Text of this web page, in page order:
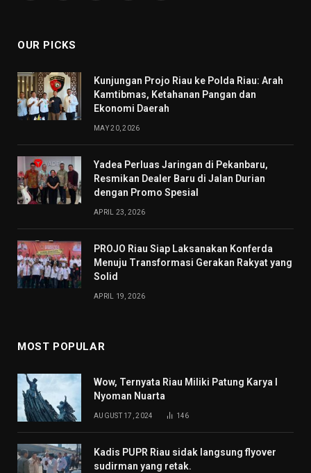
OUR PICKS
Kunjungan Projo Riau ke Polda Riau: Arah
Kamtibmas, Ketahanan Pangan dan
Ekonomi Daerah
MAY 20, 2026
Yadea Perluas Jaringan di Pekanbaru,
Resmikan Dealer Baru di Jalan Durian
dengan Promo Spesial
APRIL 23, 2026
PROJO Riau Siap Laksanakan Konferda
Menuju Transformasi Gerakan Rakyat yang
Solid
APRIL 19, 2026
MOST POPULAR
Wow, Ternyata Riau Miliki Patung Karya I
Nyoman Nuarta
AUGUST 17, 2024 146
Kadis PUPR Riau sidak langsung flyover
sudirman yang retak.